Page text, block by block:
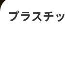
プラスチ